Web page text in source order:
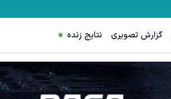
گزارش تصویری نتایج زنده